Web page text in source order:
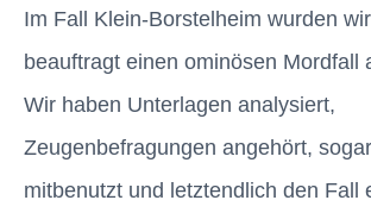
Im Fall Klein-Borstelheim wurden
beauftragt einen ominösen Mordfall
Wir haben Unterlagen analysiert,
Zeugenbefragungen angehört,
mitbenutzt und letztendlich den Fall